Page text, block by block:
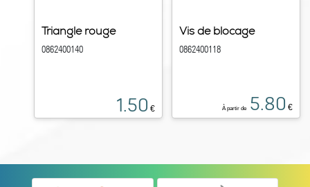
Triangle rouge
0862400140
1.50 €
Vis de blocage
0862400118
À partir de 5.80 €